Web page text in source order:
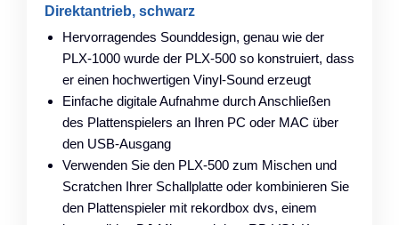
Direktantrieb, schwarz
Hervorragendes Sounddesign, genau wie der
PLX-1000 wurde der PLX-500 so konstruiert, dass
er einen hochwertigen Vinyl-Sound erzeugt
Einfache digitale Aufnahme durch Anschließen
des Plattenspielers an Ihren PC oder MAC über
den USB-Ausgang
Verwenden Sie den PLX-500 zum Mischen und
Scratchen Ihrer Schallplatte oder kombinieren Sie
den Plattenspieler mit rekordbox dvs, einem